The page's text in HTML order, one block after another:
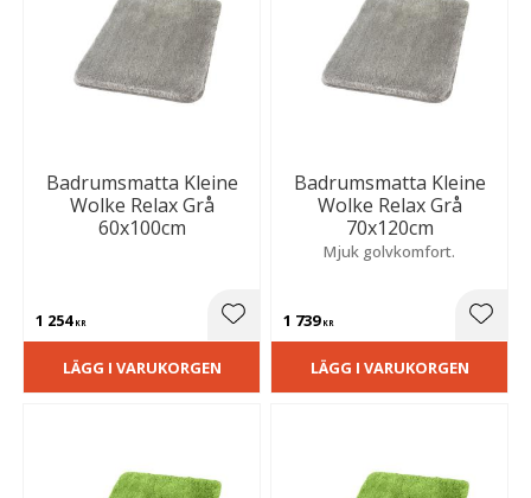
Badrumsmatta Kleine
Wolke Relax Grå
60x100cm
1 254KR Lägg till i favoriter
LÄGG I VARUKORGEN
Badrumsmatta Kleine
Wolke Relax Grå
70x120cm
Mjuk golvkomfort.
1 739KR
LÄGG I VARUKORGEN